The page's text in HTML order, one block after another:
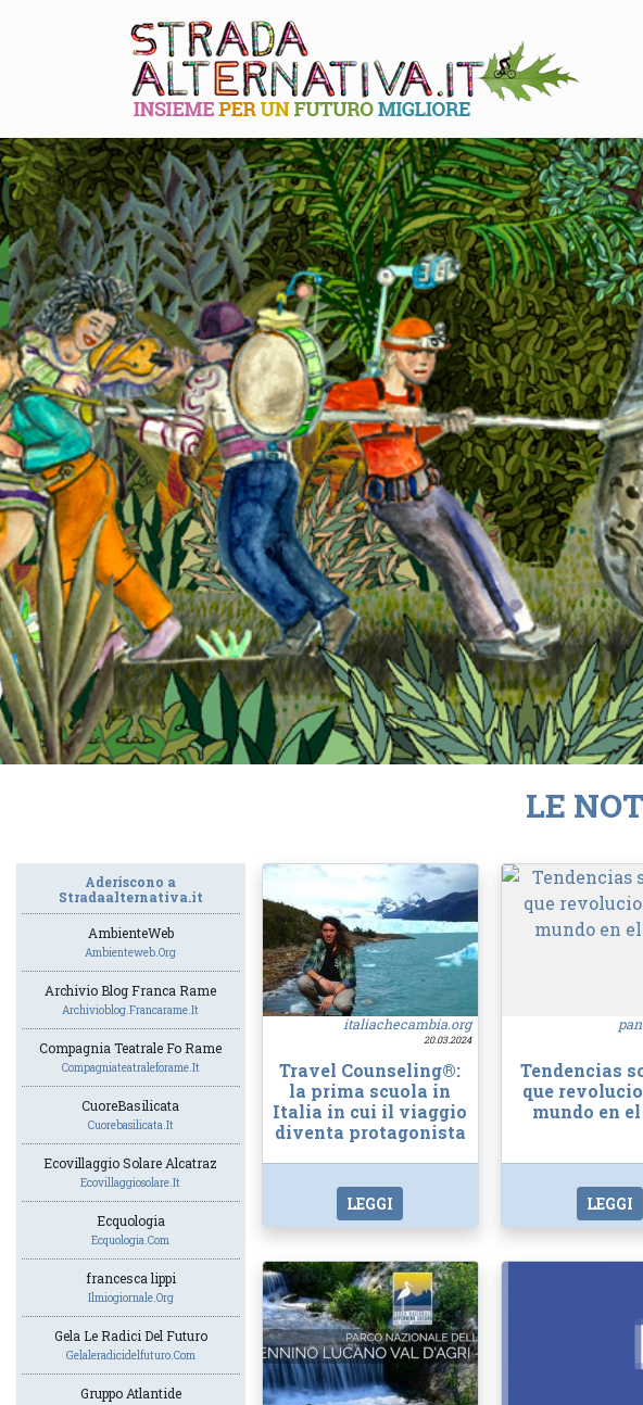
Aderiscono a
Stradaalternativa.it
AmbienteWeb
Ambienteweb.org
Archivio Blog Franca Rame
Archivioblog.francarame.it
Compagnia Teatrale Fo Rame
Compagniateatraleforame.it
CuoreBasilicata
Cuorebasilicata.it
Ecovillaggio Solare Alcatraz
Ecovillaggiosolare.it
Ecquologia
Ecquologia.com
francesca lippi
Ilmiogiornale.org
Gela Le Radici Del Futuro
Gelaleradicidelfuturo.com
Gruppo Atlantide
LE
italiachecambia.org
20.03.2024
Travel Counseling®:
la prima scuola in
Italia in cui il viaggio
diventa protagonista
LEGGI
Tendencias
que
mundo en
LEGGI